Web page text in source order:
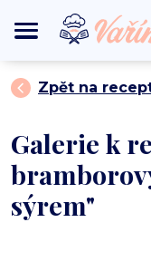
DOMŮ BEZMASÁ
sýrem
Zpět na
Galerie k
sýrem"